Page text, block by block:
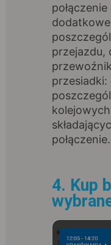
przejazdu,
przesiadki:
połączenie.
4. Kup